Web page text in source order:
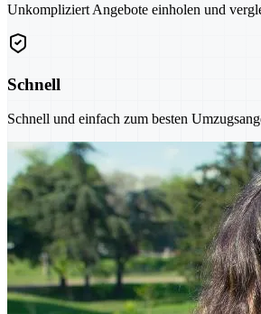
Unkompliziert Angebote einholen und
Schnell
Schnell und einfach zum besten